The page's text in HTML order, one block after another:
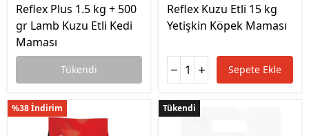
Reflex Plus 1.5 kg + 500
gr Lamb Kuzu Etli Kedi
Maması
Tükendi
Reflex Kuzu Etli 15 kg
Yetişkin Köpek Maması
Sepete Ekle
%38 İndirim Tükendi
Tükendi